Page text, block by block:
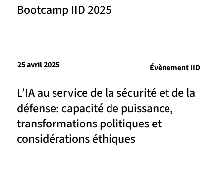
Bootcamp IID 2025
L’IA au service de la sécurité et de la
défense: capacité de puissance,
transformations politiques et
considérations éthiques
25 avril 2025 Évènement IID